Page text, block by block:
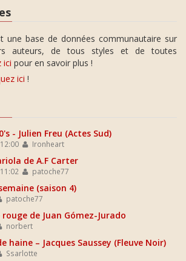
une base de données communautaire sur
auteurs, de tous styles et de toutes
ici pour en savoir plus !
ici !
- Julien Freu (Actes Sud)
Ironheart
de A.F Carter
patoche77
(saison 4)
patoche77
de Juan Gómez-Jurado
norbert
haine – Jacques Saussey (Fleuve Noir)
Ssarlotte